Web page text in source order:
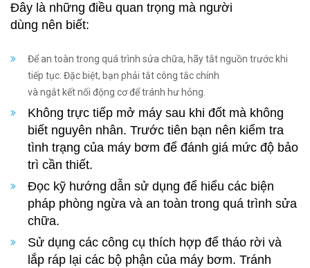
Đây là những điều quan trọng mà người
dùng nên biết:
Để an toàn trong quá trình sửa chữa, hãy tắt nguồn trước khi
tiếp tục. Đặc biệt, bạn phải tắt công tắc chính
và ngắt kết nối động cơ để tránh hư hỏng.
Không trực tiếp mở máy sau khi đốt mà không
biết nguyên nhân. Trước tiên bạn nên kiểm tra
tình trạng của máy bơm để đánh giá mức độ bảo
trì cần thiết.
Đọc kỹ hướng dẫn sử dụng để hiểu các biện
pháp phòng ngừa và an toàn trong quá trình sửa
chữa.
Sử dụng các công cụ thích hợp để tháo rời và
lắp ráp lại các bộ phận của máy bơm. Tránh